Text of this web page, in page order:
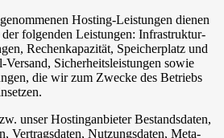
Hosting-Leistungen dienen
folgenden Leistungen: Infrastruktur-
Rechenkapazität, Speicherplatz und
Sicherheitsleistungen sowie
die wir zum Zwecke des Betriebs
unser Hostinganbieter Bestandsdaten,
Vertragsdaten, Nutzungsdaten, Meta-